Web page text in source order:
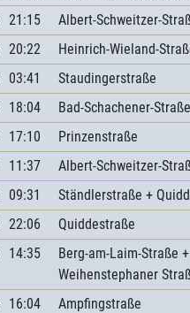
21:15 Albert-Schweitzer-
20:22 Heinrich-Wieland-
03:41 Staudingerstraße
18:04 Bad-Schachener-Straße
17:10 Prinzenstraße
11:37 Albert-Schweitzer-
09:31 Ständlerstraße +
22:06 Quiddestraße
14:35
Berg-am-Laim-Straße
Weihenstephaner
16:04 Ampfingstraße